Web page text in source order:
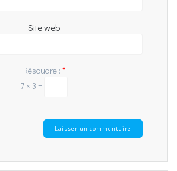
Site web
Résoudre : *
7 × 3 =